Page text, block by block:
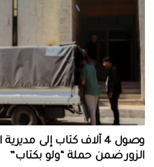
وصول 4 آلاف كتاب إلى
الزور ضمن حملة “ولو بكتاب”